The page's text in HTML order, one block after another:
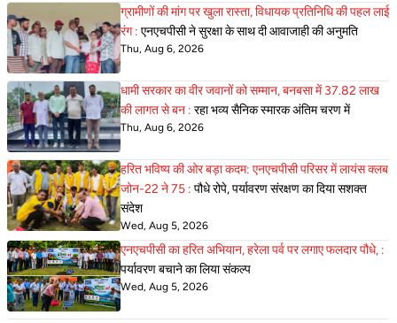
ग्रामीणों की मांग पर खुला रास्ता, विधायक प्रतिनिधि की पहल लाई
रंग : एनएचपीसी ने सुरक्षा के साथ दी आवाजाही की अनुमति
Thu, Aug 6, 2026
धामी सरकार का वीर जवानों को सम्मान, बनबसा में 37.82 लाख
की लागत से बन : रहा भव्य सैनिक स्मारक अंतिम चरण में
Thu, Aug 6, 2026
हरित भविष्य की ओर बड़ा कदम: एनएचपीसी परिसर में लायंस क्लब
जोन-22 ने 75 : पौधे रोपे, पर्यावरण संरक्षण का दिया सशक्त
संदेश
Wed, Aug 5, 2026
एनएचपीसी का हरित अभियान, हरेला पर्व पर लगाए फलदार पौधे, :
पर्यावरण बचाने का लिया संकल्प
Wed, Aug 5, 2026